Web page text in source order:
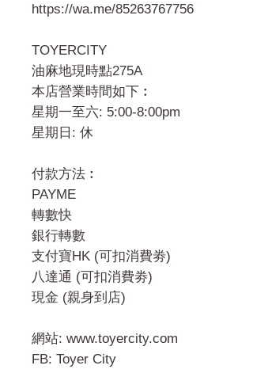
https://wa.me/85263767756
TOYERCITY
油麻地現時點275A
本店營業時間如下︰
星期一至六: 5:00-8:00pm
星期日: 休
付款方法︰
PAYME
轉數快
銀行轉數
支付寶HK (可扣消費劵)
八達通 (可扣消費劵)
現金 (親身到店)
網站: www.toyercity.com
FB: Toyer City